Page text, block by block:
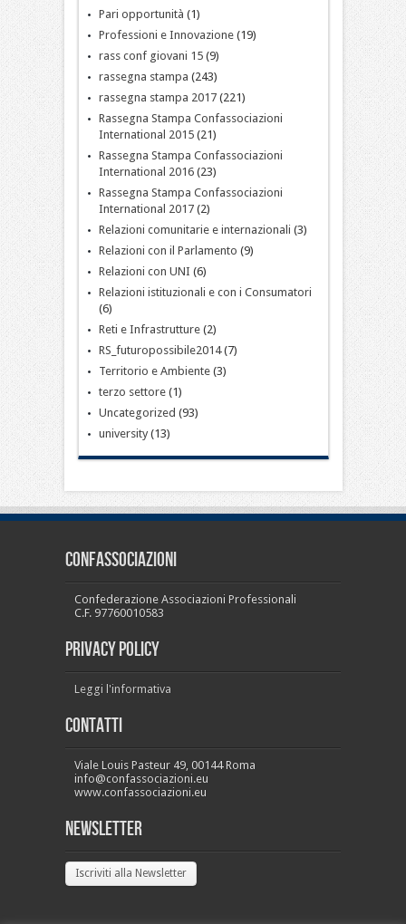
Pari opportunità (1)
Professioni e Innovazione(19)
rass conf giovani 15(9)
rassegna stampa (243)
rassegna stampa 2017(221)
Rassegna Stampa Confassociazioni
International 2015(21)
Rassegna Stampa Confassociazioni
International 2016(23)
Rassegna Stampa Confassociazioni
International 2017(2)
Relazioni comunitarie e internazionali (3)
Relazioni con il Parlamento (9)
Relazioni con UNI (6)
Relazioni istituzionali e con i Consumatori
(6)
Reti e Infrastrutture(2)
RS_futuropossibile2014(7)
Territorio e Ambiente(3)
terzo settore(1)
Uncategorized (93)
university(13)
CONFASSOCIAZIONI
Confederazione Associazioni Professionali
C.F. 97760010583
PRIVACY POLICY
Leggi l'informativa
Contatti
Viale Louis Pasteur 49, 00144 Roma
info@confassociazioni.eu
www.confassociazioni.eu
Newsletter
Iscriviti alla Newsletter